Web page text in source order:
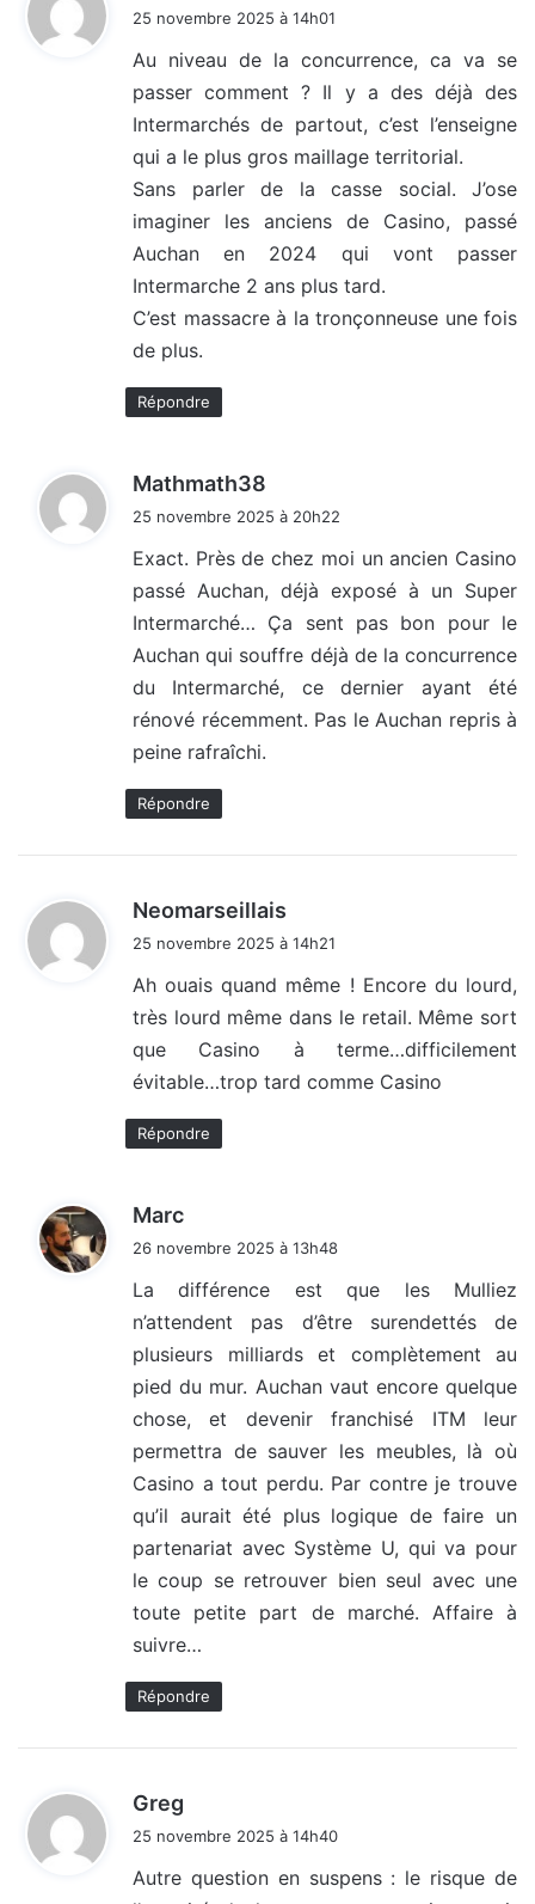
:
25 novembre 2025 à 14h01
Au niveau de la concurrence, ca va se
passer comment ? Il y a des déjà des
Intermarchés de partout, c’est l’enseigne
qui a le plus gros maillage territorial.
Sans parler de la casse social. J’ose
imaginer les anciens de Casino, passé
Auchan en 2024 qui vont passer
Intermarche 2 ans plus tard.
C’est massacre à la tronçonneuse une fois
de plus.
Répondre
Mathmath38
25 novembre 2025 à 20h22
Exact. Près de chez moi un ancien Casino
passé Auchan, déjà exposé à un Super
Intermarché… Ça sent pas bon pour le
Auchan qui souffre déjà de la concurrence
du Intermarché, ce dernier ayant été
rénové récemment. Pas le Auchan repris à
peine rafraîchi.
Répondre
Neomarseillais
:
25 novembre 2025 à 14h21
Ah ouais quand même ! Encore du lourd,
très lourd même dans le retail. Même sort
que Casino à terme…difficilement
évitable…trop tard comme Casino
Répondre
Marc
:
26 novembre 2025 à 13h48
La différence est que les Mulliez
n’attendent pas d’être surendettés de
plusieurs milliards et complètement au
pied du mur. Auchan vaut encore quelque
chose, et devenir franchisé ITM leur
permettra de sauver les meubles, là où
Casino a tout perdu. Par contre je trouve
qu’il aurait été plus logique de faire un
partenariat avec Système U, qui va pour
le coup se retrouver bien seul avec une
toute petite part de marché. Affaire à
suivre…
Répondre
Greg
25 novembre 2025 à 14h40
Autre question en suspens : le risque de